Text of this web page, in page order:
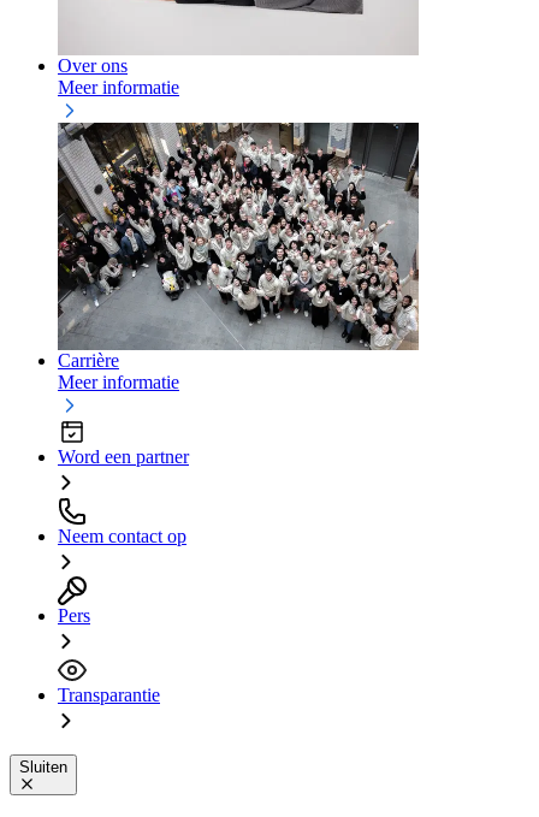
Over ons
Meer informatie
Carrière
Meer informatie
Word een partner
Neem contact op
Pers
Transparantie
Sluiten